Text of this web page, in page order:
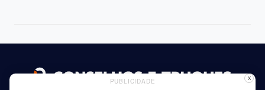
PUBLICIDADE X